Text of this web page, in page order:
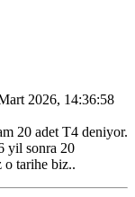
2026, 14:36:58
20 adet T4 deniyor.
yil sonra 20
tarihe biz..